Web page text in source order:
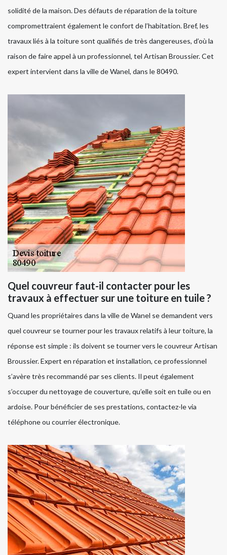
solidité de la maison. Des défauts de réparation de la toiture
compromettraient également le confort de l’habitation. Bref, les
travaux liés à la toiture sont qualifiés de très dangereuses, d’où la
raison de faire appel à un professionnel, tel Artisan Broussier. Cet
expert intervient dans la ville de Wanel, dans le 80490.
Quel couvreur faut-il contacter pour les
travaux à effectuer sur une toiture en tuile ?
Quand les propriétaires dans la ville de Wanel se demandent vers
quel couvreur se tourner pour les travaux relatifs à leur toiture, la
réponse est simple : ils doivent se tourner vers le couvreur Artisan
Broussier. Expert en réparation et installation, ce professionnel
s’avère très recommandé par ses clients. Il peut également
s’occuper du nettoyage de couverture, qu’elle soit en tuile ou en
ardoise. Pour bénéficier de ses prestations, contactez-le via
téléphone ou courrier électronique.